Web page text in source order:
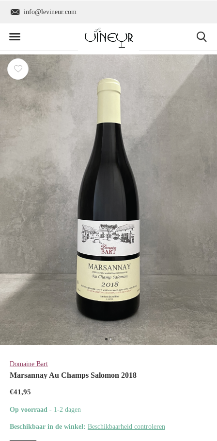
info@levineur.com
Domaine Bart
Marsannay Au Champs Salomon 2018
€41,95
Op voorraad - 1-2 dagen
Beschikbaar in de winkel: Beschikbaarheid controleren